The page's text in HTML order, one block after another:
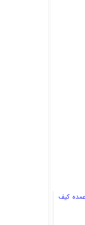
کیف